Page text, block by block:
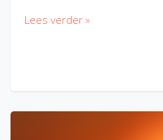
Lees verder »